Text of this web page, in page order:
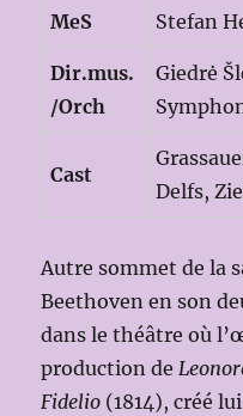
MeS Stefan
Dir.mus.
/Orch
Giedrė
Cast
Delfs,
Autre sommet de la
Beethoven en son
dans le théâtre où
production de
Fidelio (1814), créé